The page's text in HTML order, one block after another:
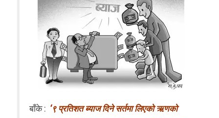
बाँके : ‘९ प्रतिशत ब्याज दिने सर्तमा लिएको ऋणको